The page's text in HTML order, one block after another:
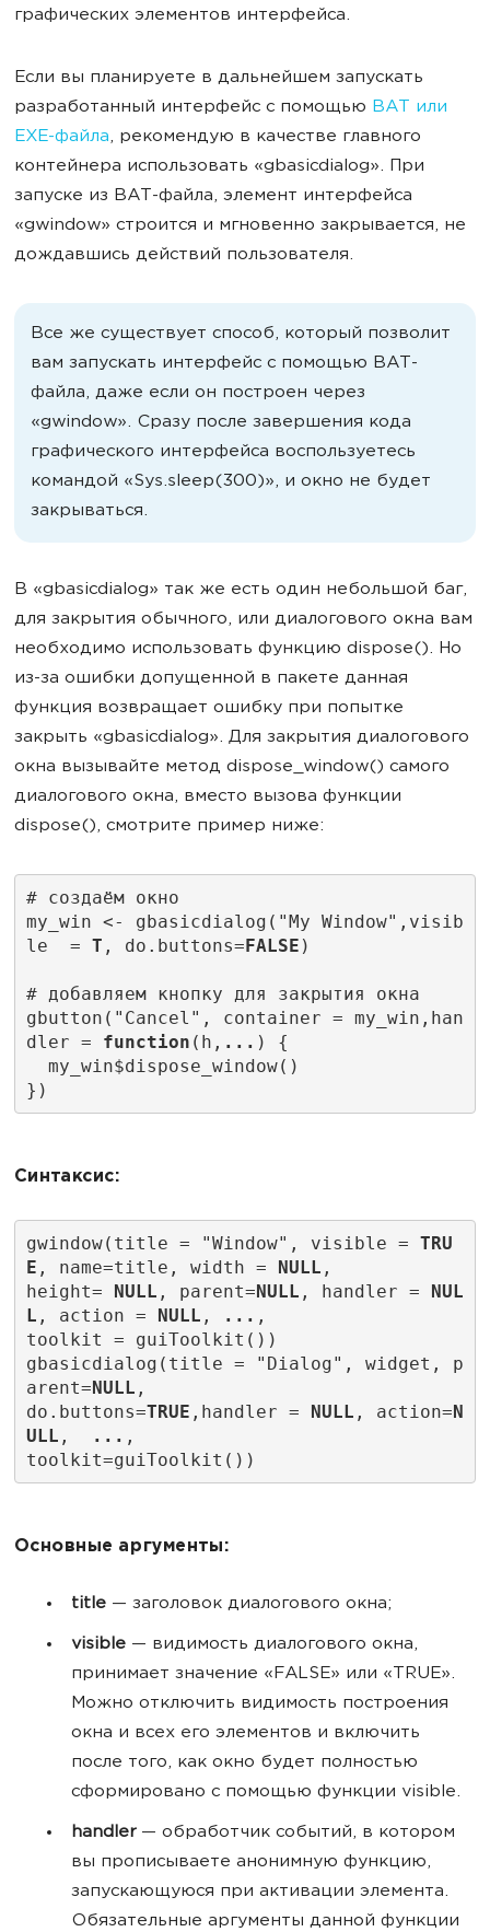
графических элементов интерфейса.
Если вы планируете в дальнейшем запускать
разработанный интерфейс с помощью BAT или
EXE-файла, рекомендую в качестве главного
контейнера использовать «gbasicdialog». При
запуске из BAT-файла, элемент интерфейса
«gwindow» строится и мгновенно закрывается, не
дождавшись действий пользователя.
Все же существует способ, который позволит
вам запускать интерфейс с помощью BAT-
файла, даже если он построен через
«gwindow». Сразу после завершения кода
графического интерфейса воспользуетесь
командой «Sys.sleep(300)», и окно не будет
закрываться.
В «gbasicdialog» так же есть один небольшой баг,
для закрытия обычного, или диалогового окна вам
необходимо использовать функцию dispose(). Но
из-за ошибки допущенной в пакете данная
функция возвращает ошибку при попытке
закрыть «gbasicdialog». Для закрытия диалогового
окна вызывайте метод dispose_window() самого
диалогового окна, вместо вызова функции
dispose(), смотрите пример ниже:
# создаём окно
my_win <- gbasicdialog("My Window",visib
le  = T , do.buttons= FALSE )
# добавляем кнопку для закрытия окна
gbutton("Cancel", container = my_win,han
dler = function (h, ... ) {
my_win$dispose_window()
})
Синтаксис:
gwindow(title = "Window", visible = TRU
E , name=title, width = NULL ,
height=
NULL , parent= NULL , handler =
NUL
L , action = NULL , ... ,
toolkit = guiToolkit())
gbasicdialog(title = "Dialog", widget, p
arent= NULL ,
do.buttons=TRUE ,handler = NULL , action= N
ULL , ... ,
toolkit=guiToolkit())
Основные аргументы:
title — заголовок диалогового окна;
visible — видимость диалогового окна,
принимает значение «FALSE» или «TRUE».
Можно отключить видимость построения
окна и всех его элементов и включить
после того, как окно будет полностью
сформировано с помощью функции visible.
handler— обработчик событий, в котором
вы прописываете анонимную функцию,
запускающуюся при активации элемента.
Обязательные аргументы данной функции